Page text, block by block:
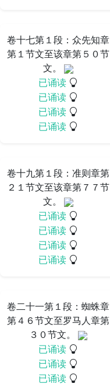
卷十七第１段：众先知章
第１节文至该章第５０节
文。
已诵读
已诵读
已诵读
已诵读
卷十九第１段：准则章第
２１节文至该章第７７节
文。
已诵读
已诵读
已诵读
已诵读
卷二十一第１段：蜘蛛章
第４６节文至罗马人章第
３０节文。
已诵读
已诵读
已诵读